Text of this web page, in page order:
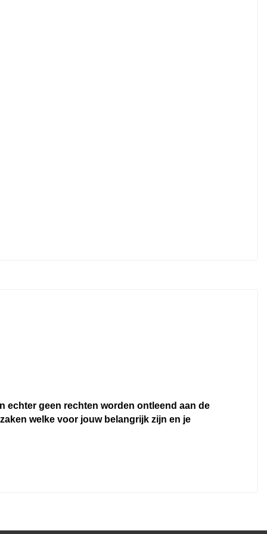
echter geen rechten worden ontleend aan de
welke voor jouw belangrijk zijn en je